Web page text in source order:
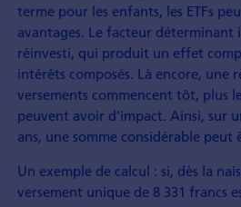
terme pour les enfants, les ETFs
avantages. Le facteur déterminant
réinvesti, qui produit un effet
intérêts composés. Là encore, une
versements commencent tôt, plus
peuvent avoir d’impact. Ainsi, sur
ans, une somme considérable peut
Un exemple de calcul : si, dès la
versement unique de 8 331 francs